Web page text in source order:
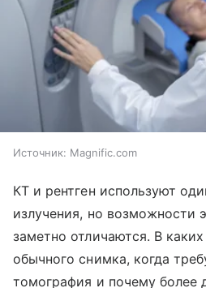
Источник: Magnific.com
КТ и рентген используют
излучения, но возможности
заметно отличаются. В
обычного снимка, когда
томография и почему более